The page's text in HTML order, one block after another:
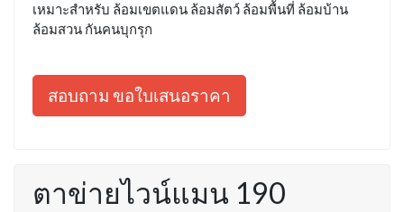
เหมาะสำหรับ ล้อมเขตแดน ล้อมสัตว์ ล้อมพื้นที่ ล้อมบ้าน
ล้อมสวน กันคนบุกรุก
สอบถาม ขอใบเสนอราคา
ตาข่ายไวน์แมน 190